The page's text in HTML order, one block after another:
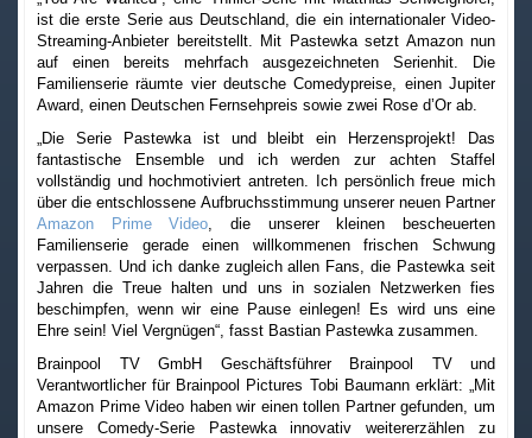
ist die erste Serie aus Deutschland, die ein internationaler Video-
Streaming-Anbieter bereitstellt. Mit Pastewka setzt Amazon nun
auf einen bereits mehrfach ausgezeichneten Serienhit. Die
Familienserie räumte vier deutsche Comedypreise, einen Jupiter
Award, einen Deutschen Fernsehpreis sowie zwei Rose d’Or ab.
„Die Serie Pastewka ist und bleibt ein Herzensprojekt! Das
fantastische Ensemble und ich werden zur achten Staffel
vollständig und hochmotiviert antreten. Ich persönlich freue mich
über die entschlossene Aufbruchsstimmung unserer neuen Partner
Amazon Prime Video, die unserer kleinen bescheuerten
Familienserie gerade einen willkommenen frischen Schwung
verpassen. Und ich danke zugleich allen Fans, die Pastewka seit
Jahren die Treue halten und uns in sozialen Netzwerken fies
beschimpfen, wenn wir eine Pause einlegen! Es wird uns eine
Ehre sein! Viel Vergnügen“, fasst Bastian Pastewka zusammen.
Brainpool TV GmbH Geschäftsführer Brainpool TV und
Verantwortlicher für Brainpool Pictures Tobi Baumann erklärt: „Mit
Amazon Prime Video haben wir einen tollen Partner gefunden, um
unsere Comedy-Serie Pastewka innovativ weitererzählen zu